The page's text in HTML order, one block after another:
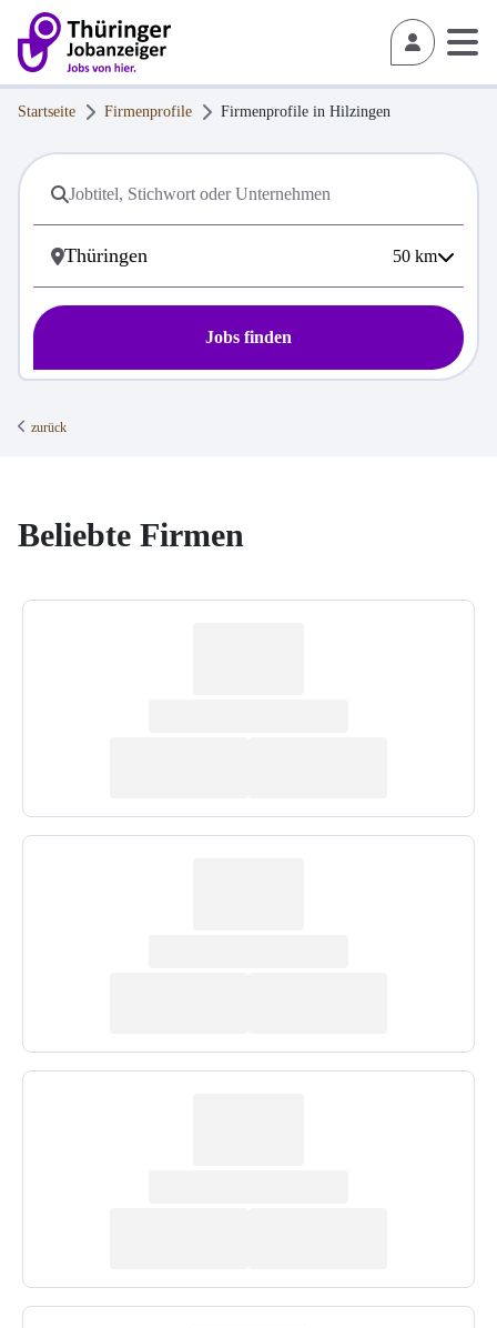
Startseite Firmenprofile Firmenprofile in Hilzingen
50 km
Jobs finden
zurück
Beliebte Firmen